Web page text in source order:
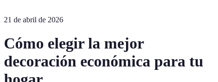
21 de abril de 2026
Cómo elegir la mejor
decoración económica para tu